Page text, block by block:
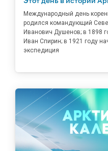
Международный день
родился командующий
Иванович Душенов; в 1898
Иван Спирин; в 1921 году
экспедиция